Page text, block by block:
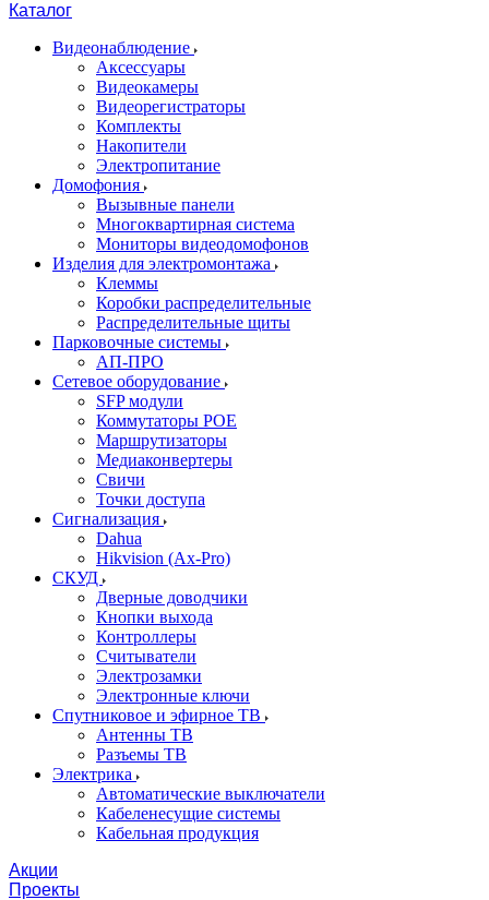
Каталог
Видеонаблюдение
Аксессуары
Видеокамеры
Видеорегистраторы
Комплекты
Накопители
Электропитание
Домофония
Вызывные панели
Многоквартирная система
Мониторы видеодомофонов
Изделия для электромонтажа
Клеммы
Коробки распределительные
Распределительные щиты
Парковочные системы
АП-ПРО
Сетевое оборудование
SFP модули
Коммутаторы POE
Маршрутизаторы
Медиаконвертеры
Свичи
Точки доступа
Сигнализация
Dahua
Hikvision (Ax-Pro)
СКУД
Дверные доводчики
Кнопки выхода
Контроллеры
Считыватели
Электрозамки
Электронные ключи
Спутниковое и эфирное ТВ
Антенны ТВ
Разъемы ТВ
Электрика
Автоматические выключатели
Кабеленесущие системы
Кабельная продукция
Акции
Проекты